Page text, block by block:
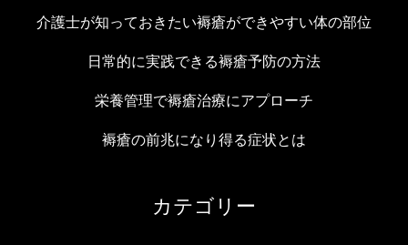
介護士が知っておきたい褥瘡ができやすい体の部位
日常的に実践できる褥瘡予防の方法
栄養管理で褥瘡治療にアプローチ
褥瘡の前兆になり得る症状とは
カテゴリー